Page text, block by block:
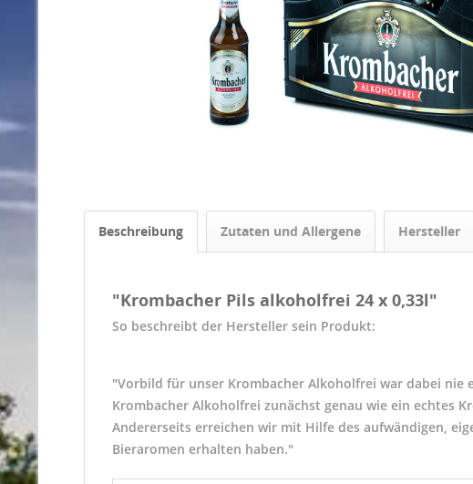
Beschreibung Zutaten und Allergene Hersteller
"Krombacher Pils alkoholfrei 24 x 0,33l"
So beschreibt der Hersteller sein Produkt:
"Vorbild für unser Krombacher Alkoholfrei war dabei nie
Krombacher Alkoholfrei zunächst genau wie ein echtes
Andererseits erreichen wir mit Hilfe des aufwändigen,
Bieraromen erhalten haben."